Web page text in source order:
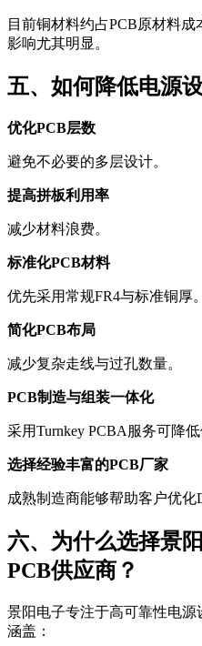
目前铜材料约占PCB原材料成
影响尤其明显。
五、如何降低电源
优化PCB层数
避免不必要的多层设计。
提高拼板利用率
减少材料浪费。
标准化PCB材料
优先采用常规FR4与标准铜厚。
简化PCB布局
减少复杂走线与过孔数量。
PCB制造与组装一体化
采用Turnkey PCBA服务可降低
选择经验丰富的PCB厂家
成熟制造商能够帮助客户优化
六、为什么选择景
PCB供应商？
景阳电子专注于高可靠性电
涵盖：